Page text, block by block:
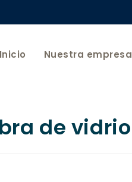
Inicio Nuestra empresa
de vidrio